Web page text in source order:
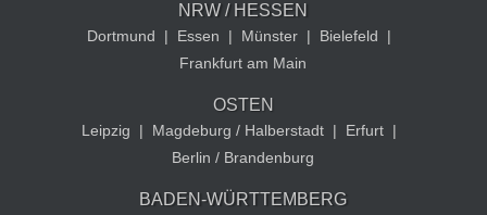
NRW / HESSEN
Dortmund | Essen | Münster | Bielefeld
|
Frankfurt am Main
OSTEN
Leipzig | Magdeburg / Halberstadt | Erfurt |
Berlin / Brandenburg
BADEN-WÜRTTEMBERG